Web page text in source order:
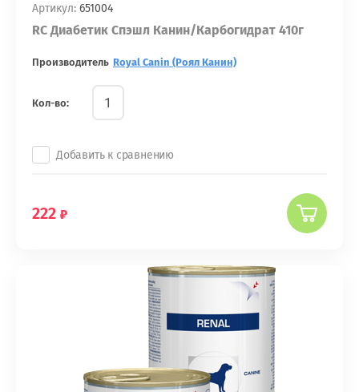
Артикул: 651004
RC Диабетик Спэшл Канин/Карбогидрат 410г
Производитель Royal Canin (Роял Канин)
Кол-во:
Добавить к сравнению
222